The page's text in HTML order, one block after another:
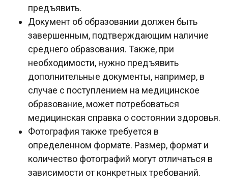
предъявить.
Документ об образовании должен быть
завершенным, подтверждающим наличие
среднего образования. Также, при
необходимости, нужно предъявить
дополнительные документы, например, в
случае с поступлением на медицинское
образование, может потребоваться
медицинская справка о состоянии здоровья.
Фотография также требуется в
определенном формате. Размер, формат и
количество фотографий могут отличаться в
зависимости от конкретных требований.